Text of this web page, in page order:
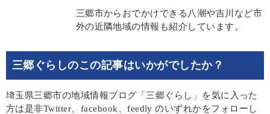
三郷市からおでかけできる八潮や吉川など市
外の近隣地域の情報も紹介しています。
三郷ぐらしのこの記事はいかがでしたか？
埼玉県三郷市の地域情報ブログ「三郷ぐらし」を気に入った
方は是非Twitter、facebook、feedly のいずれかをフォローし